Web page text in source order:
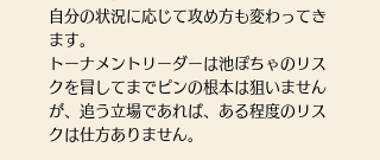
自分の状況に応じて攻め方も変わってき
ます。
トーナメントリーダーは池ぽちゃのリス
クを冒してまでピンの根本は狙いません
が、追う立場であれば、ある程度のリス
クは仕方ありません。